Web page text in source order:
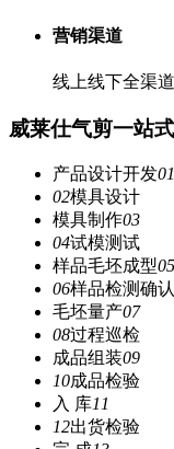
营销渠道
线上线下全渠
威莱仕气剪一站
产品设计开发01
02模具设计
模具制作03
04试模测试
样品毛坯成型05
06样品检测确认
毛坯量产07
08过程巡检
成品组装09
10成品检验
入 库11
12出货检验